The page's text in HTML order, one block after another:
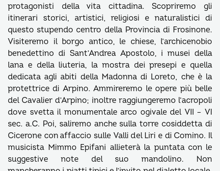
protagonisti della vita cittadina. Scopriremo gli
itinerari storici, artistici, religiosi e naturalistici di
questo stupendo centro della Provincia di Frosinone.
Visiteremo il borgo antico, le chiese, l’archicenobio
benedettino di Sant’Andrea Apostolo, i musei della
lana e della liuteria, la mostra dei presepi e quella
dedicata agli abiti della Madonna di Loreto, che è la
protettrice di Arpino. Ammireremo le opere più belle
del Cavalier d’Arpino; inoltre raggiungeremo l’acropoli
dove svetta il monumentale arco ogivale del VII – VI
sec. a.C. Poi, saliremo anche sulla torre cosiddetta di
Cicerone con affaccio sulle Valli del Liri e di Comino. Il
musicista Mimmo Epifani allieterà la puntata con le
suggestive note del suo mandolino. Non